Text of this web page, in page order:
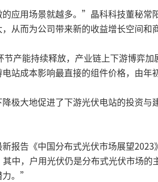
应用场景就越多。”晶科科技董秘
从而为公司带来新的收益增长空间和
产能持续释放，产业链上下游博弈
站成本影响最直接的组件价格，由
极大地促进了下游光伏电站的投资
报告《中国分布式光伏市场展望
中，户用光伏仍是分布式光伏市场
。”